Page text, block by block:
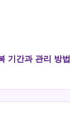
기간과 관리 방법